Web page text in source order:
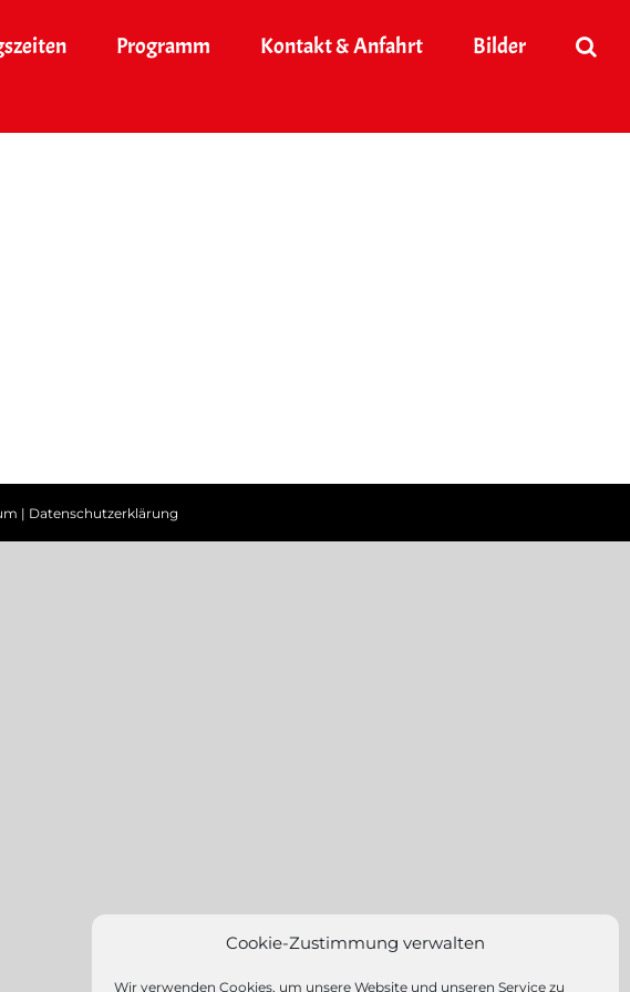
Cookie-Zustimmung verwalten
Wir verwenden Cookies, um unsere Website und unseren Service zu
Programm Kontakt & Anfahrt Bilder
| Datenschutzerklärung